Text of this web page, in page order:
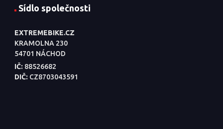
Sídlo společnosti
EXTREMEBIKE.CZ
KRAMOLNA 230
54701 NÁCHOD
IČ: 88526682
DIČ: CZ8703043591